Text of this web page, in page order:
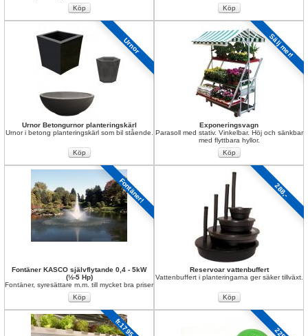
Urnor
Urnor Betongurnor planteringskärl
Urnor i betong planteringskärl som bil stående.
Sälj mer!
Exponeringsvagn
Parasoll med stativ. Vinkelbar. Höj och sänkbar
med flyttbara hyllor.
Fontäner!
Fontäner KASCO självflytande 0,4 - 5kW
(½-5 Hp)
Fontäner, syresättare m.m. till mycket bra priser
288,-
Reservoar vattenbuffert
Vattenbuffert i planteringarna ger säker tillväxt.